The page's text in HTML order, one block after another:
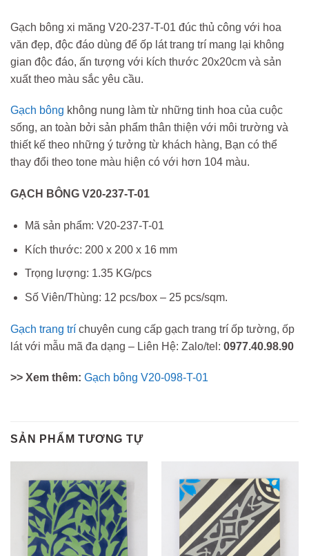
Gạch bông xi măng V20-237-T-01 đúc thủ công với hoa
văn đẹp, độc đáo dùng để ốp lát trang trí mang lại không
gian độc đáo, ấn tượng với kích thước 20x20cm và sản
xuất theo màu sắc yêu cầu.
Gạch bông không nung làm từ những tinh hoa của cuộc
sống, an toàn bởi sản phẩm thân thiện với môi trường và
thiết kế theo những ý tưởng từ khách hàng, Bạn có thể
thay đổi theo tone màu hiện có với hơn 104 màu.
GẠCH BÔNG V20-237-T-01
Mã sản phẩm: V20-237-T-01
Kích thước: 200 x 200 x 16 mm
Trọng lượng: 1.35 KG/pcs
Số Viên/Thùng: 12 pcs/box – 25 pcs/sqm.
Gạch trang trí chuyên cung cấp gạch trang trí ốp tường, ốp
lát với mẫu mã đa dạng – Liên Hệ: Zalo/tel: 0977.40.98.90
>> Xem thêm: Gạch bông V20-098-T-01
SẢN PHẨM TƯƠNG TỰ